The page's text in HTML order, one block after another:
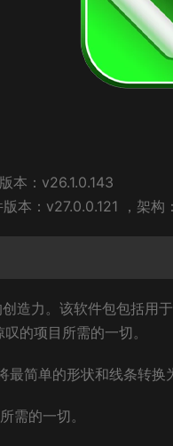
本：v26.1.0.143
本：v27.0.0.121 ，架
造力。该软件包包括用
的项目所需的一切。
简单的形状和线条转换
需的一切。